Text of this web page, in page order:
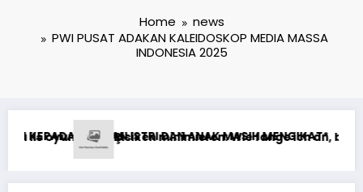
Home
news
PWI PUSAT ADAKAN KALEIDOSKOP MEDIA MASSA
INDONESIA 2025
an, bei Sportwetten ohne Oasis?Ставки на спорт 1xBet: типичные